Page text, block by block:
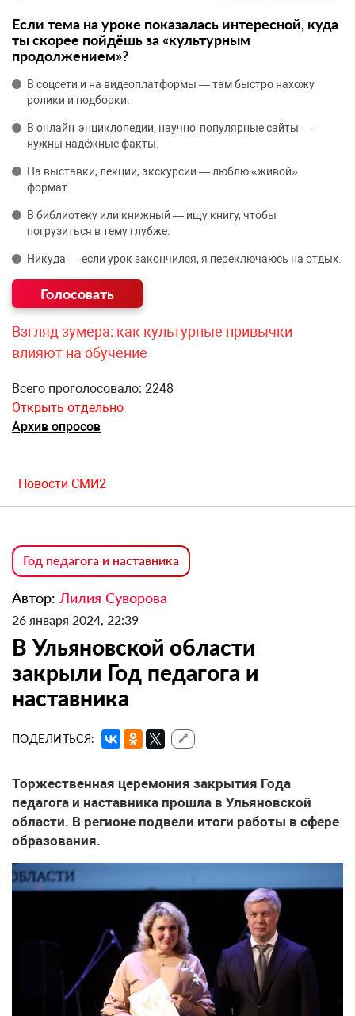
Если тема на уроке показалась интересной, куда
ты скорее пойдёшь за «культурным
продолжением»?
В соцсети и на видеоплатформы — там быстро нахожу
ролики и подборки.
В онлайн‑энциклопедии, научно‑популярные сайты —
нужны надёжные факты.
На выставки, лекции, экскурсии — люблю «живой»
формат.
В библиотеку или книжный — ищу книгу, чтобы
погрузиться в тему глубже.
Никуда — если урок закончился, я переключаюсь на отдых.
Взгляд зумера: как культурные привычки
влияют на обучение
Всего проголосовало: 2248
Открыть отдельно
Архив опросов
Новости СМИ2
Год педагога и наставника
Автор: Лилия Суворова
26 января 2024, 22:39
В Ульяновской области
закрыли Год педагога и
наставника
ПОДЕЛИТЬСЯ: 🔗
Торжественная церемония закрытия Года
педагога и наставника прошла в Ульяновской
области. В регионе подвели итоги работы в сфере
образования.